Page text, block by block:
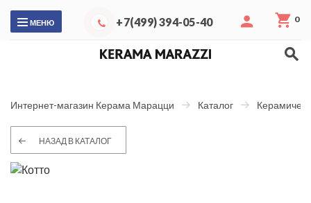
МЕНЮ +7(499) 394-05-40 0
Интернет-магазин Керама Марацци Каталог
НАЗАД В КАТАЛОГ